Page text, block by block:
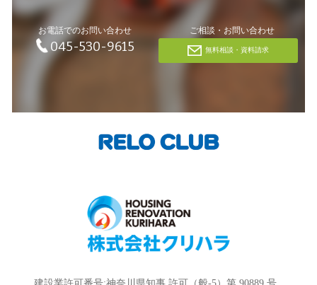
お電話でのお問い合わせ
045-530-9615
ご相談・お問い合わせ
無料相談・資料請求